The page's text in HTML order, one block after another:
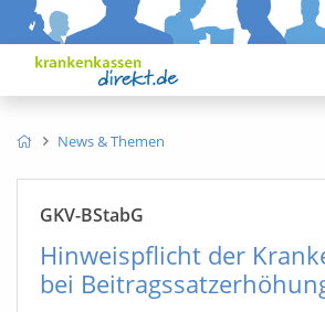
News & Themen
GKV-BStabG
Hinweispflicht der
bei